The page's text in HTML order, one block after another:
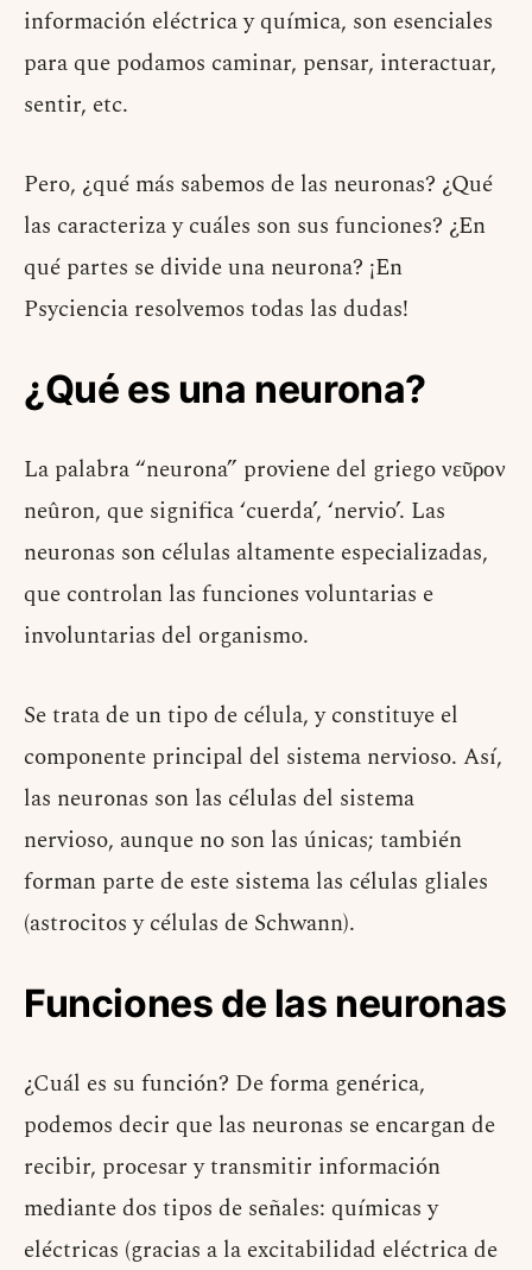
información eléctrica y química, son esenciales
para que podamos caminar, pensar, interactuar,
sentir, etc.
Pero, ¿qué más sabemos de las neuronas? ¿Qué
las caracteriza y cuáles son sus funciones? ¿En
qué partes se divide una neurona? ¡En
Psyciencia resolvemos todas las dudas!
¿Qué es una neurona?
La palabra “neurona” proviene del griego νεῦρον
neûron, que significa ‘cuerda’, ‘nervio’. Las
neuronas son células altamente especializadas,
que controlan las funciones voluntarias e
involuntarias del organismo.
Se trata de un tipo de célula, y constituye el
componente principal del sistema nervioso. Así,
las neuronas son las células del sistema
nervioso, aunque no son las únicas; también
forman parte de este sistema las células gliales
(astrocitos y células de Schwann).
Funciones de las neuronas
¿Cuál es su función? De forma genérica,
podemos decir que las neuronas se encargan de
recibir, procesar y transmitir información
mediante dos tipos de señales: químicas y
eléctricas (gracias a la excitabilidad eléctrica de